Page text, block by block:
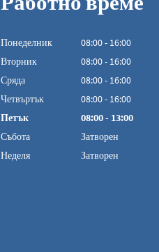
Понеделник 08:00- 16:00
От 08:00 до 16:00
Вторник 08:00- 16:00
От 08:00 до 16:00
Сряда 08:00- 16:00
От 08:00 до 16:00
Четвъртък 08:00- 16:00
От 08:00 до 16:00
Петък 08:00- 13:00
От 08:00 до 13:00 ч.
Събота
Затворен
Неделя
Затворен